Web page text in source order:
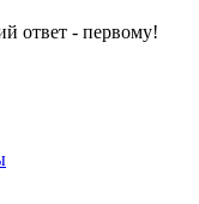
ответ - первому!